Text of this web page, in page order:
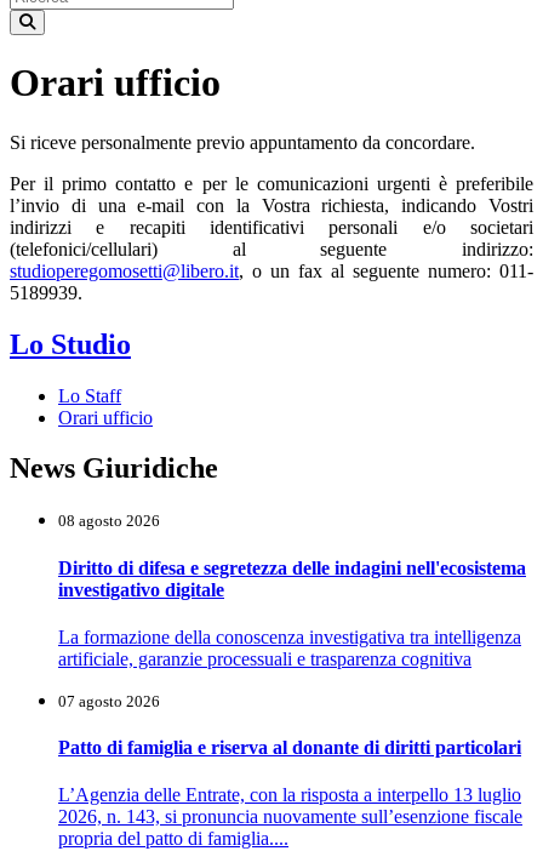
Orari ufficio
Si riceve personalmente previo appuntamento da concordare.
Per il primo contatto e per le comunicazioni urgenti è preferibile
l’invio di una e-mail con la Vostra richiesta, indicando Vostri
indirizzi e recapiti identificativi personali e/o societari
(telefonici/cellulari) al seguente indirizzo:
studioperegomosetti@libero.it, o un fax al seguente numero: 011-
5189939.
Lo Studio
Lo Staff
Orari ufficio
News Giuridiche
08 agosto 2026
Diritto di difesa e segretezza delle indagini nell'ecosistema
investigativo digitale
La formazione della conoscenza investigativa tra intelligenza
artificiale, garanzie processuali e trasparenza cognitiva
07 agosto 2026
Patto di famiglia e riserva al donante di diritti particolari
L’Agenzia delle Entrate, con la risposta a interpello 13 luglio
2026, n. 143, si pronuncia nuovamente sull’esenzione fiscale
propria del patto di famiglia....